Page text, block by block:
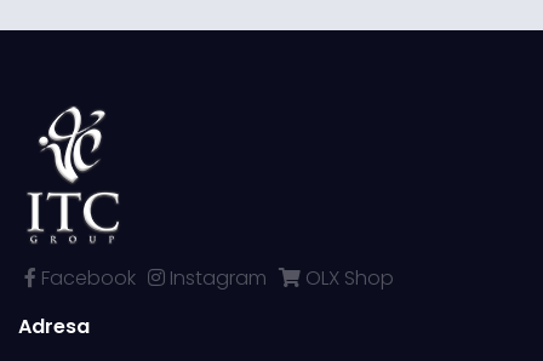
Facebook Instagram
OLX Shop
Adresa